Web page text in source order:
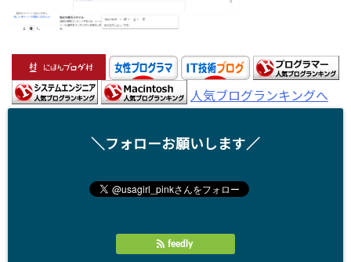
人気ブログランキングへ
＼フォローお願いします／
feedly